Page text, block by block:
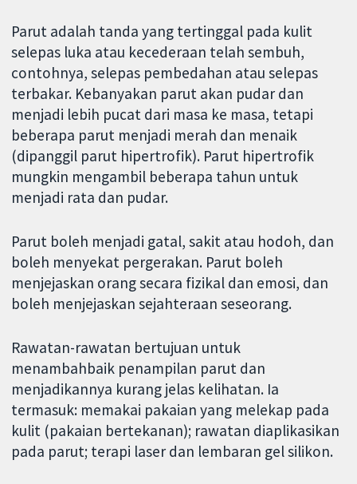
Parut adalah tanda yang tertinggal pada kulit
selepas luka atau kecederaan telah sembuh,
contohnya, selepas pembedahan atau selepas
terbakar. Kebanyakan parut akan pudar dan
menjadi lebih pucat dari masa ke masa, tetapi
beberapa parut menjadi merah dan menaik
(dipanggil parut hipertrofik). Parut hipertrofik
mungkin mengambil beberapa tahun untuk
menjadi rata dan pudar.
Parut boleh menjadi gatal, sakit atau hodoh, dan
boleh menyekat pergerakan. Parut boleh
menjejaskan orang secara fizikal dan emosi, dan
boleh menjejaskan sejahteraan seseorang.
Rawatan-rawatan bertujuan untuk
menambahbaik penampilan parut dan
menjadikannya kurang jelas kelihatan. Ia
termasuk: memakai pakaian yang melekap pada
kulit (pakaian bertekanan); rawatan diaplikasikan
pada parut; terapi laser dan lembaran gel silikon.